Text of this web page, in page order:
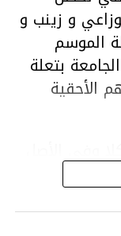
و زينب و
الموسم
بتعلة
الأحقية
وإعادة
إيميل
في نطاق